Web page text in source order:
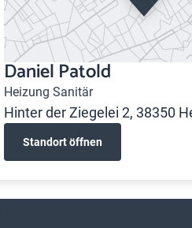
Daniel Patold
Heizung Sanitär
Hinter der Ziegelei 2, 38350
Standort öffnen